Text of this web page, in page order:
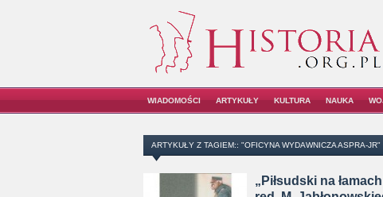
WIADOMOŚCI ARTYKUŁY KULTURA NAUKA
ARTYKUŁY Z TAGIEM:: "OFICYNA WYDAWNICZA ASPRA-JR"
„Piłsudski na